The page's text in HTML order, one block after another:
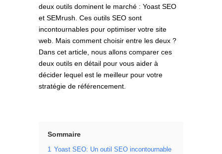
deux outils dominent le marché : Yoast SEO
et SEMrush. Ces outils SEO sont
incontournables pour optimiser votre site
web. Mais comment choisir entre les deux ?
Dans cet article, nous allons comparer ces
deux outils en détail pour vous aider à
décider lequel est le meilleur pour votre
stratégie de référencement.
Sommaire
1 Yoast SEO: Un outil SEO incontournable